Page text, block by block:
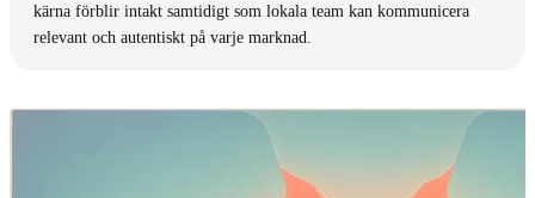
kärna förblir intakt samtidigt som lokala team kan kommunicera
relevant och autentiskt på varje marknad.